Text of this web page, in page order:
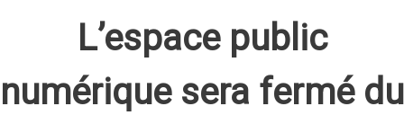
L’espace public
numérique sera fermé du